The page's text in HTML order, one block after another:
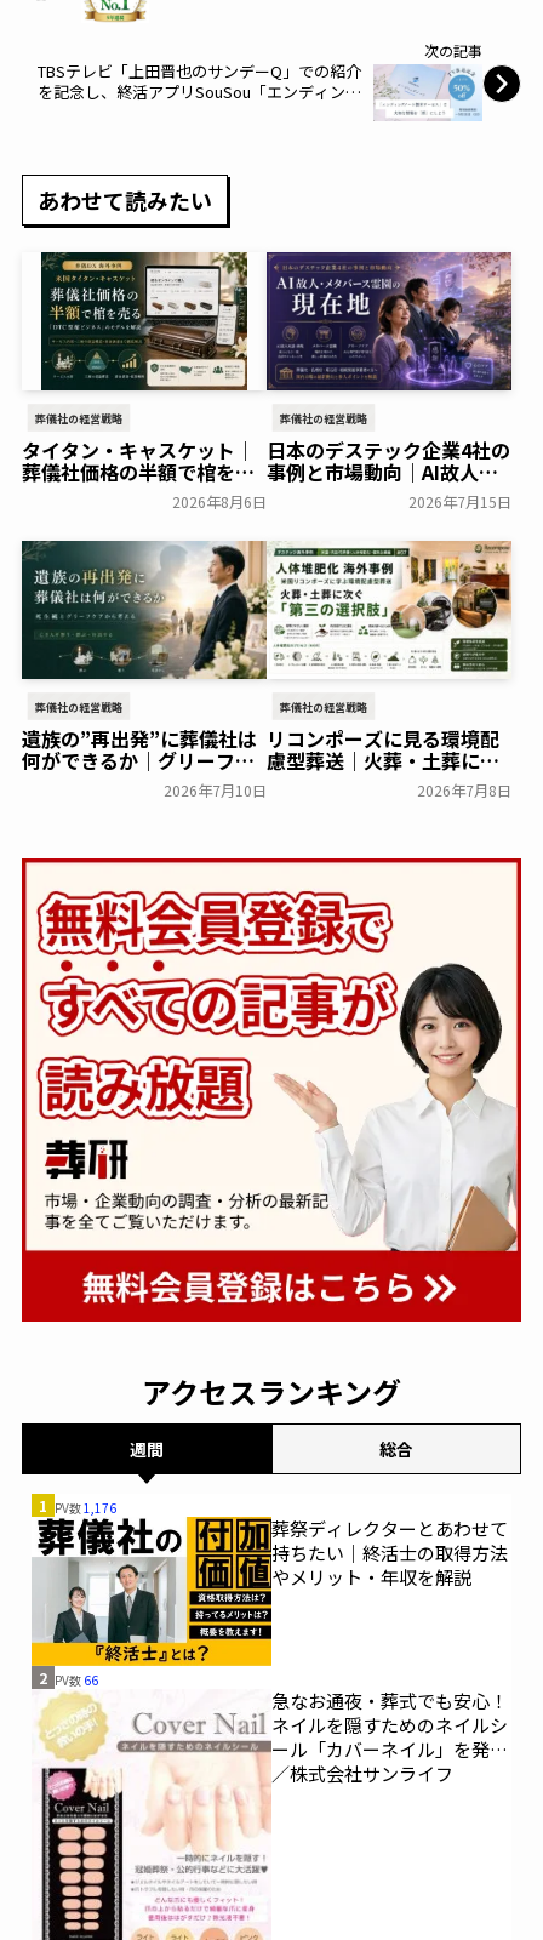
次の記事
TBSテレビ「上田晋也のサンデーQ」での紹介
を記念し、終活アプリSouSou「エンディング
あわせて読みたい
葬儀社の経営戦略
タイタン・キャスケット｜
葬儀社価格の半額で棺を売
る「DTC型棺ビジネス」の
2026年8月6日
葬儀社の経営戦略
日本のデステック企業4社の
事例と市場動向｜AI故人・
メタバース霊園の現在地
2026年7月15日
葬儀社の経営戦略
遺族の”再出発”に葬儀社は
何ができるか｜グリーフケ
アから読み解く故人との向
2026年7月10日
葬儀社の経営戦略
リコンポーズに見る環境配
慮型葬送｜火葬・土葬に次
ぐ第三の選択肢「人体堆肥
2026年7月8日
アクセスランキング
週間 総合
1 PV数1,176
葬祭ディレクターとあわせて
持ちたい｜終活士の取得方法
やメリット・年収を解説
2 PV数 66
急なお通夜・葬式でも安心！
ネイルを隠すためのネイルシ
ール「カバーネイル」を発売
／株式会社サンライフ